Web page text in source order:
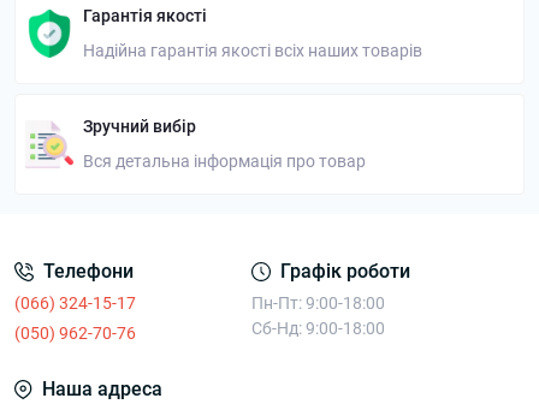
Гарантія якості
Надійна гарантія якості всіх наших товарів
Зручний вибір
Вся детальна інформація про товар
Телефони
(066) 324-15-17
(050) 962-70-76
Графік роботи
Пн-Пт: 9:00-18:00
Сб-Нд: 9:00-18:00
Наша адреса